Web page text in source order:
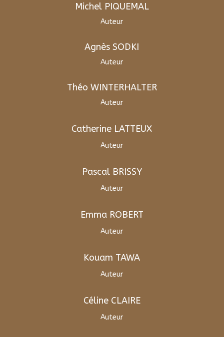
Michel PIQUEMAL
Auteur
Agnès SODKI
Auteur
Théo WINTERHALTER
Auteur
Catherine LATTEUX
Auteur
Pascal BRISSY
Auteur
Emma ROBERT
Auteur
Kouam TAWA
Auteur
Céline CLAIRE
Auteur